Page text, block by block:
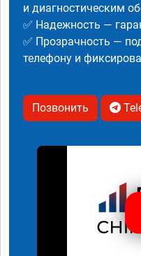
и диагностическим
✅ Надежность —
✅ Прозрачность —
телефону и
Позвонить